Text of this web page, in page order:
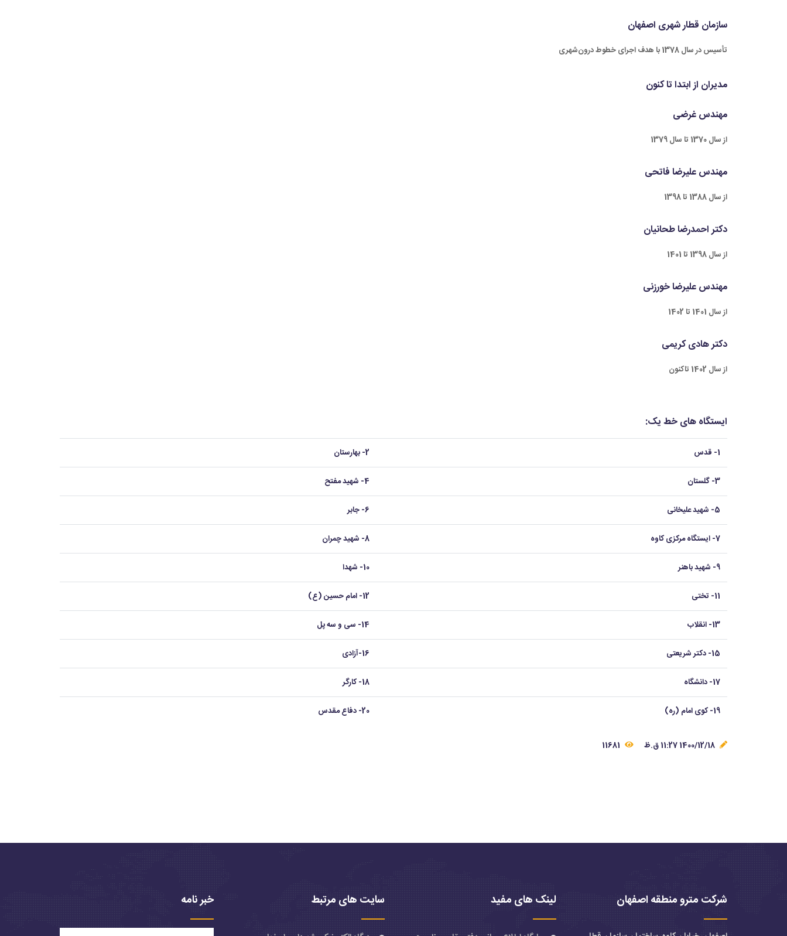
سازمان قطار شهری اصفهان
تأسیس در سال 1378 با هدف اجرای خطوط درون‌شهری
مدیران از ابتدا تا کنون
مهندس غرضی
از سال 1370 تا سال 1379
مهندس علیرضا فاتحی
از سال 1388 تا 1398
دکتر احمدرضا طحانیان
از سال 1398 تا 1401
مهندس علیرضا خورزنی
از سال 1401 تا 1402
دکتر هادی کریمی
از سال 1402 تاکنون
ایستگاه های خط یک:
1- قدس 2- بهارستان
3- گلستان 4- شهید مفتح
5- شهید علیخانی 6- جابر
7- ایستگاه مرکزی کاوه 8- شهید چمران
9- شهید باهنر 10- شهدا
11- تختی 12- امام حسین (ع)
13- انقلاب 14- سی و سه پل
15- دکتر شریعتی 16-آزادی
17- دانشگاه 18- کارگر
19- کوی امام (ره) 20- دفاع مقدس
شرکت مترو منطقه اصفهان لینک های مفید سایت های مرتبط خبر نامه